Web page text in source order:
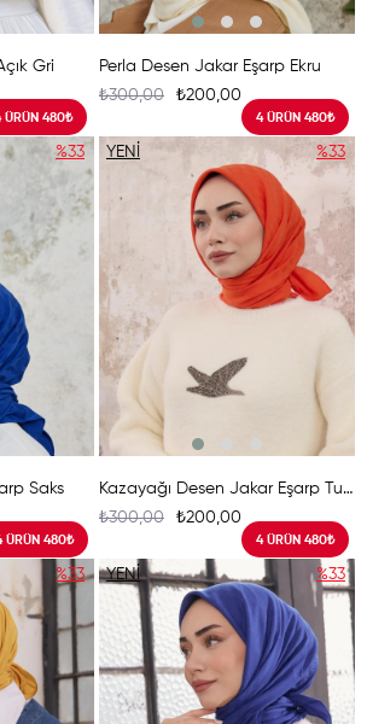
Gri
ÜRÜN 480₺
Perla Desen Jakar Eşarp Ekru
₺200,00
₺300,00
4 ÜRÜN 480₺
Saks
ÜRÜN 480₺
%33
Kazayağı Desen Jakar Eşarp Turuncu
₺200,00
₺300,00
4 ÜRÜN 480₺
%33
YENI
%33 %33
YENI
ÜRÜN